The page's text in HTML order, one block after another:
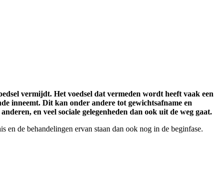
vermijdt. Het voedsel dat vermeden wordt heeft vaak een
inneemt. Dit kan onder andere tot gewichtsafname en
en veel sociale gelegenheden dan ook uit de weg gaat.
en de behandelingen ervan staan dan ook nog in de beginfase.